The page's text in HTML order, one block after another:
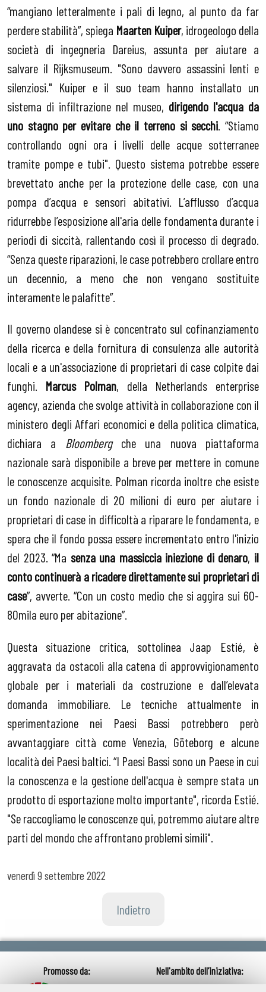
“mangiano letteralmente i pali di legno, al punto da far
perdere stabilità”, spiega Maarten Kuiper, idrogeologo della
società di ingegneria Dareius, assunta per aiutare a
salvare il Rijksmuseum. "Sono davvero assassini lenti e
silenziosi." Kuiper e il suo team hanno installato un
sistema di infiltrazione nel museo, dirigendo l'acqua da
uno stagno per evitare che il terreno si secchi . “Stiamo
controllando ogni ora i livelli delle acque sotterranee
tramite pompe e tubi". Questo sistema potrebbe essere
brevettato anche per la protezione delle case, con una
pompa d’acqua e sensori abitativi. L’afflusso d’acqua
ridurrebbe l’esposizione all'aria delle fondamenta durante i
periodi di siccità, rallentando così il processo di degrado.
“Senza queste riparazioni, le case potrebbero crollare entro
un decennio, a meno che non vengano sostituite
interamente le palafitte”.
Il governo olandese si è concentrato sul cofinanziamento
della ricerca e della fornitura di consulenza alle autorità
locali e a un'associazione di proprietari di case colpite dai
funghi. Marcus Polman, della Netherlands enterprise
agency, azienda che svolge attività in collaborazione con il
ministero degli Affari economici e della politica climatica,
dichiara a Bloombergche una nuova piattaforma
nazionale sarà disponibile a breve per mettere in comune
le conoscenze acquisite. Polman ricorda inoltre che esiste
un fondo nazionale di 20 milioni di euro per aiutare i
proprietari di case in difficoltà a riparare le fondamenta, e
spera che il fondo possa essere incrementato entro l'inizio
del 2023. “Ma senza una massiccia iniezione di denaro, il
conto continuerà a ricadere direttamente sui proprietari di
case”, avverte. “Con un costo medio che si aggira sui 60-
80mila euro per abitazione”.
Questa situazione critica, sottolinea Jaap Estié, è
aggravata da ostacoli alla catena di approvvigionamento
globale per i materiali da costruzione e dall’elevata
domanda immobiliare. Le tecniche attualmente in
sperimentazione nei Paesi Bassi potrebbero però
avvantaggiare città come Venezia, Göteborg e alcune
località dei Paesi baltici. “I Paesi Bassi sono un Paese in cui
la conoscenza e la gestione dell'acqua è sempre stata un
prodotto di esportazione molto importante", ricorda Estié.
"Se raccogliamo le conoscenze qui, potremmo aiutare altre
parti del mondo che affrontano problemi simili".
venerdì 9 settembre 2022
Indietro